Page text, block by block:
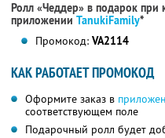
Ролл «Чеддер» в подарок при
приложении TanukiFamily*
Промокод: VA2114
КАК РАБОТАЕТ ПРОМОКОД
Оформите заказ в
соответствующем поле
Подарочный ролл будет